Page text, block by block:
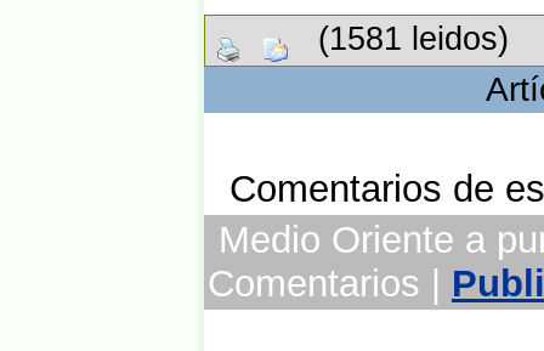
(1581 leidos)
Comentarios de
Medio Oriente a
Comentarios |